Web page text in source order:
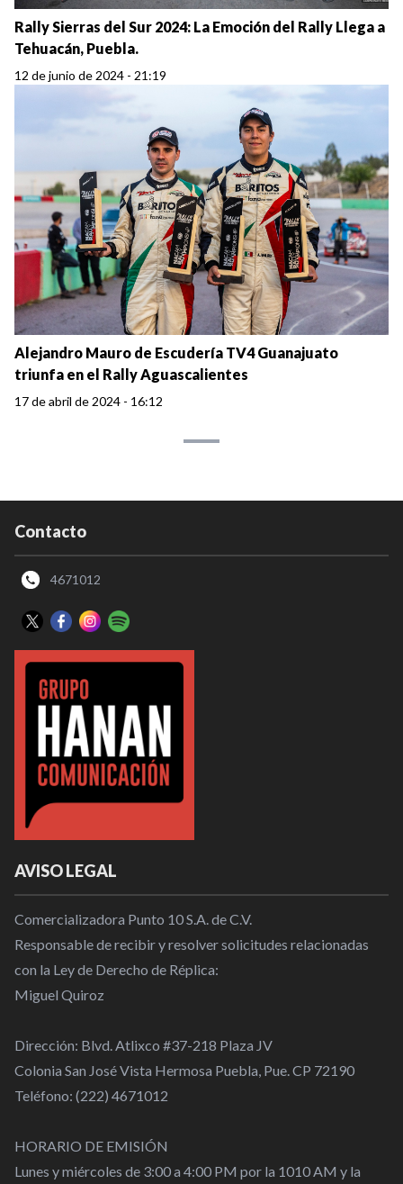
Rally Sierras del Sur 2024: La Emoción del Rally Llega a
Tehuacán, Puebla.
12 de junio de 2024 - 21:19
Alejandro Mauro de Escudería TV4 Guanajuato
triunfa en el Rally Aguascalientes
17 de abril de 2024 - 16:12
Contacto
4671012
AVISO LEGAL
Comercializadora Punto 10 S.A. de C.V.
Responsable de recibir y resolver solicitudes relacionadas
con la Ley de Derecho de Réplica:
Miguel Quiroz
Dirección: Blvd. Atlixco #37-218 Plaza JV
Colonia San José Vista Hermosa Puebla, Pue. CP 72190
Teléfono: (222) 4671012
HORARIO DE EMISIÓN
Lunes y miércoles de 3:00 a 4:00 PM por la 1010 AM y la